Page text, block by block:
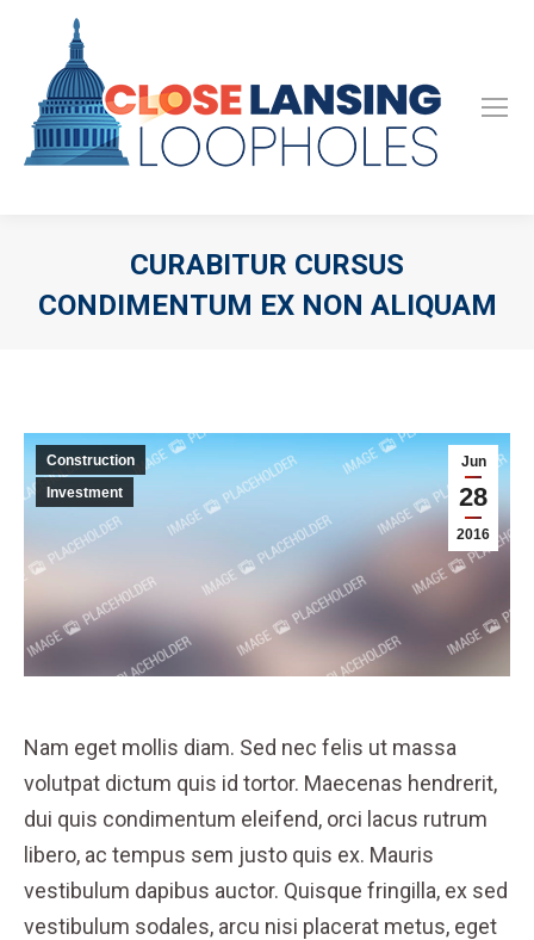
CURABITUR CURSUS
CONDIMENTUM EX NON ALIQUAM
Jun
28
2016
Construction
Investment
Nam eget mollis diam. Sed nec felis ut massa
volutpat dictum quis id tortor. Maecenas hendrerit,
dui quis condimentum eleifend, orci lacus rutrum
libero, ac tempus sem justo quis ex. Mauris
vestibulum dapibus auctor. Quisque fringilla, ex sed
vestibulum sodales, arcu nisi placerat metus, eget